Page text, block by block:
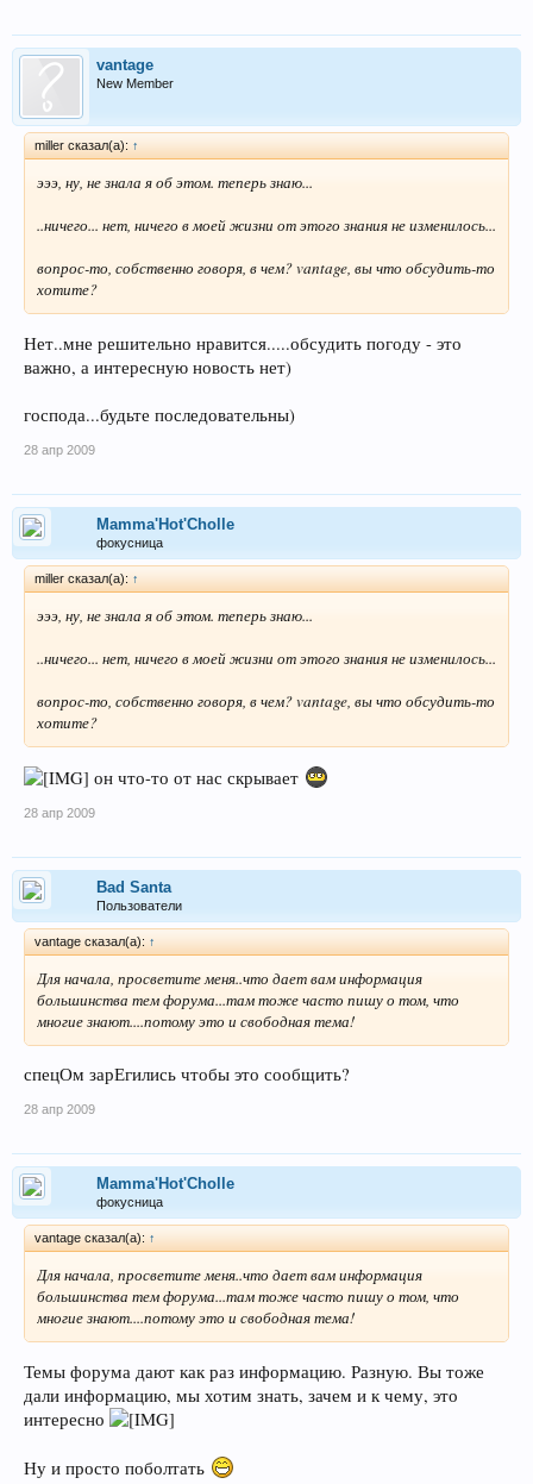
vantage
New Member
miller сказал(а): ↑
эээ, ну, не знала я об этом. теперь знаю...
..ничего... нет, ничего в моей жизни от этого знания не изменилось...
вопрос-то, собственно говоря, в чем? vantage, вы что обсудить-то
хотите?
Нет..мне решительно нравится.....обсудить погоду - это
важно, а интересную новость нет)
господа...будьте последовательны)
28 апр 2009
Mamma'Hot'Cholle
фокусница
miller сказал(а): ↑
эээ, ну, не знала я об этом. теперь знаю...
..ничего... нет, ничего в моей жизни от этого знания не изменилось...
вопрос-то, собственно говоря, в чем? vantage, вы что обсудить-то
хотите?
он что-то от нас скрывает
28 апр 2009
Bad Santa
Пользователи
vantage сказал(а): ↑
Для начала, просветите меня..что дает вам информация
большинства тем форума...там тоже часто пишу о том, что
многие знают....потому это и свободная тема!
спецОм зарЕгились чтобы это сообщить?
28 апр 2009
Mamma'Hot'Cholle
фокусница
vantage сказал(а): ↑
Для начала, просветите меня..что дает вам информация
большинства тем форума...там тоже часто пишу о том, что
многие знают....потому это и свободная тема!
Темы форума дают как раз информацию. Разную. Вы тоже
дали информацию, мы хотим знать, зачем и к чему, это
интересно
Ну и просто поболтать